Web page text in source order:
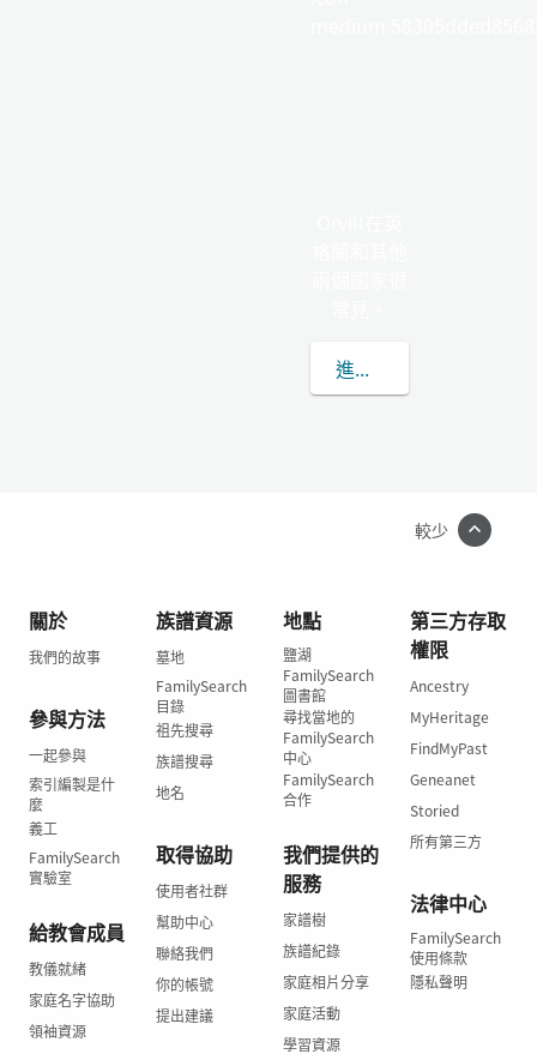
進一步了解ORVILL
較少
關於
我們的故事
參與方法
一起參與
索引編製是什
麼
義工
FamilySearch
實驗室
給教會成員
教儀就緒
家庭名字協助
領袖資源
族譜資源
墓地
FamilySearch
目錄
祖先搜尋
族譜搜尋
地名
取得協助
使用者社群
幫助中心
聯絡我們
你的帳號
提出建議
地點
鹽湖
FamilySearch
圖書館
尋找當地的
FamilySearch
中心
FamilySearch
合作
我們提供的
服務
家譜樹
族譜紀錄
家庭相片分享
家庭活動
學習資源
第三方存取
權限
Ancestry
MyHeritage
FindMyPast
Geneanet
Storied
所有第三方
法律中心
FamilySearch
使用條款
隱私聲明